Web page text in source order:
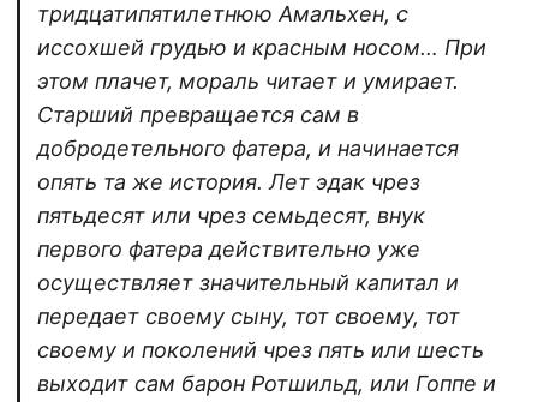
тридцатипятилетнюю Амальхен, с
иссохшей грудью и красным носом… При
этом плачет, мораль читает и умирает.
Старший превращается сам в
добродетельного фатера, и начинается
опять та же история. Лет эдак чрез
пятьдесят или чрез семьдесят, внук
первого фатера действительно уже
осуществляет значительный капитал и
передает своему сыну, тот своему, тот
своему и поколений чрез пять или шесть
выходит сам барон Ротшильд, или Гоппе и